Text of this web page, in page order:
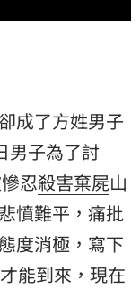
成了方姓男子
男子為了討
忍殺害棄屍山
憤難平，痛批
度消極，寫下
能到來，現在